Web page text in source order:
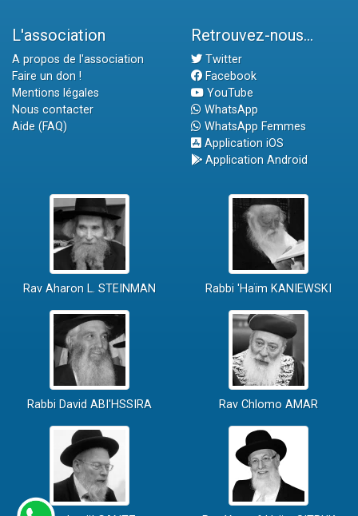
L'association
A propos de l'association
Faire un don !
Mentions légales
Nous contacter
Aide (FAQ)
Retrouvez-nous...
Twitter
Facebook
YouTube
WhatsApp
WhatsApp Femmes
Application iOS
Application Android
Rav Aharon L. STEINMAN Rabbi 'Haïm KANIEWSKI
Rabbi David ABI'HSSIRA Rav Chlomo AMAR